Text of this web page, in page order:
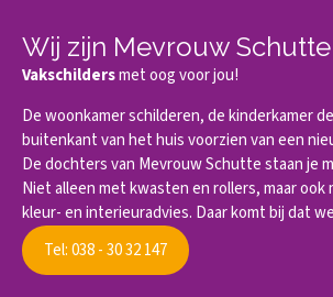
Wij zijn Mevrouw
Vakschildersmet oog voor jou!
De woonkamer schilderen, de kinderkamer
buitenkant van het huis voorzien van een
De dochters van Mevrouw Schutte staan je
Niet alleen met kwasten en rollers, maar
kleur- en interieuradvies. Daar komt bij dat
Tel: 038 - 30 32 147